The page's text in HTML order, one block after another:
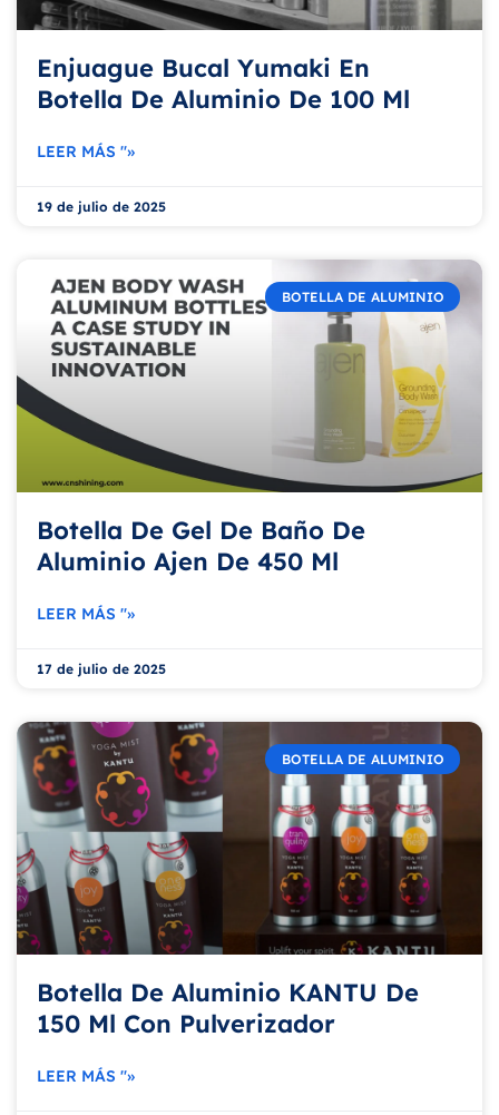
Enjuague Bucal Yumaki En
Botella De Aluminio De 100 Ml
LEER MÁS "»
19 de julio de 2025
BOTELLA DE ALUMINIO
Botella De Gel De Baño De
Aluminio Ajen De 450 Ml
LEER MÁS "»
17 de julio de 2025
BOTELLA DE ALUMINIO
Botella De Aluminio KANTU De
150 Ml Con Pulverizador
LEER MÁS "»